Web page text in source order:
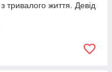
тривалого життя. Девід